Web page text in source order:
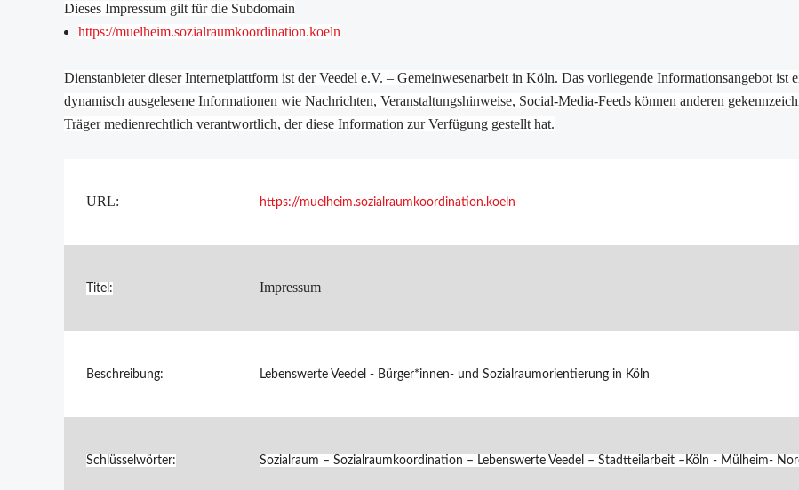
Dieses Impressum gilt für die Subdomain
https://muelheim.sozialraumkoordination.koeln
Dienstanbieter dieser Internetplattform ist der Veedel e.V. – Gemeinwesenarbeit in Köln. Das vorliegende Informationsangebot ist
dynamisch ausgelesene Informationen wie Nachrichten, Veranstaltungshinweise, Social-Media-Feeds können anderen
Träger medienrechtlich verantwortlich, der diese Information zur Verfügung gestellt hat.
URL: https://muelheim.sozialraumkoordination.koeln
Titel: Impressum
Beschreibung: Lebenswerte Veedel - Bürger*innen- und Sozialraumorientierung in Köln
Schlüsselwörter: Sozialraum – Sozialraumkoordination – Lebenswerte Veedel – Stadtteilarbeit –Köln - Mülheim-